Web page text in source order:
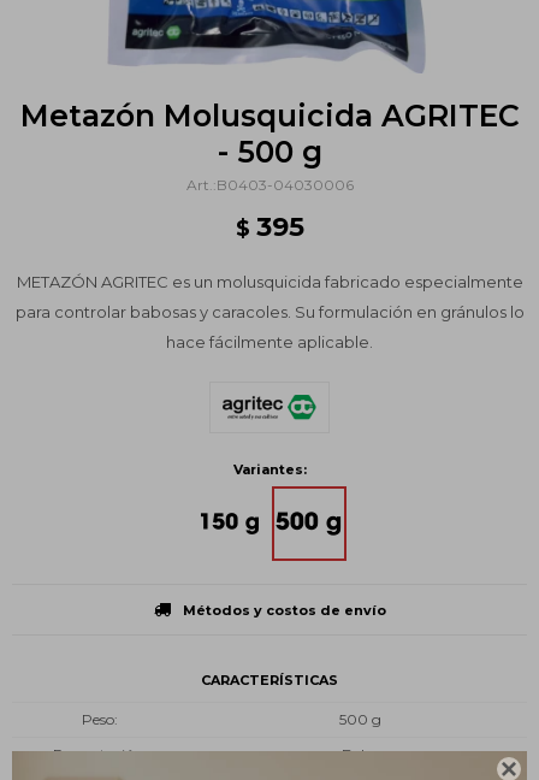

Metazón Molusquicida AGRITEC
- 500 g
B0403-04030006
$ 395
METAZÓN AGRITEC es un molusquicida fabricado especialmente
para controlar babosas y caracoles. Su formulación en gránulos lo
hace fácilmente aplicable.
Variantes:
Métodos y costos de envío
CARACTERÍSTICAS
Peso
500 g
Presentación
Bolsa